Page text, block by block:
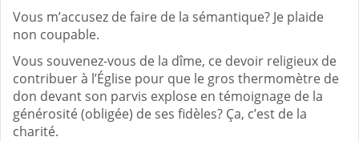
Vous m’accusez de faire de la sémantique? Je plaide
non coupable.
Vous souvenez-vous de la dîme, ce devoir religieux de
contribuer à l’Église pour que le gros thermomètre de
don devant son parvis explose en témoignage de la
générosité (obligée) de ses fidèles? Ça, c’est de la
charité.